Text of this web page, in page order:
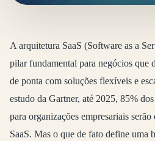
A arquitetura SaaS (Software as a
pilar fundamental para negócios que
de ponta com soluções flexíveis e
estudo da Gartner, até 2025, 85%
para organizações empresariais
SaaS. Mas o que de fato define uma